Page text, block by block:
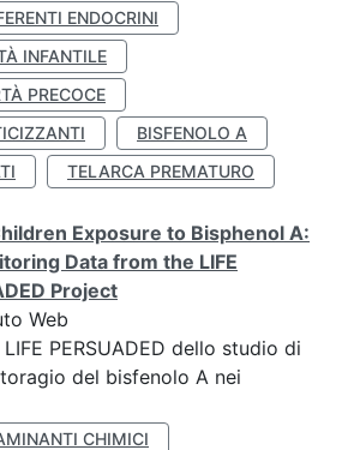
ENDOCRINI
INFANTILE
PRECOCE
BISFENOLO A
TELARCA PREMATURO
Exposure to Bisphenol A:
Data from the LIFE
Project
Web
PERSUADED dello studio di
del bisfenolo A nei
CHIMICI